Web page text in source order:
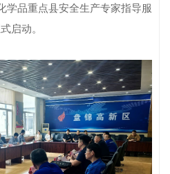
学品重点县安全生产专家指导服
启动。